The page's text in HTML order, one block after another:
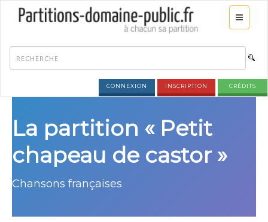
CONNEXION INSCRIPTION CRÉDITS
La partition « Petit
chapeau de castor »
Chansons françaises